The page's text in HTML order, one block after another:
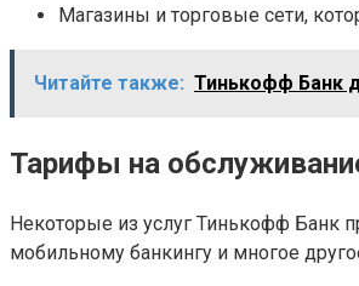
Магазины и торговые сети,
Читайте также: Тинькофф Банк
Тарифы на
Некоторые из услуг Тинькофф Банк
мобильному банкингу и многое